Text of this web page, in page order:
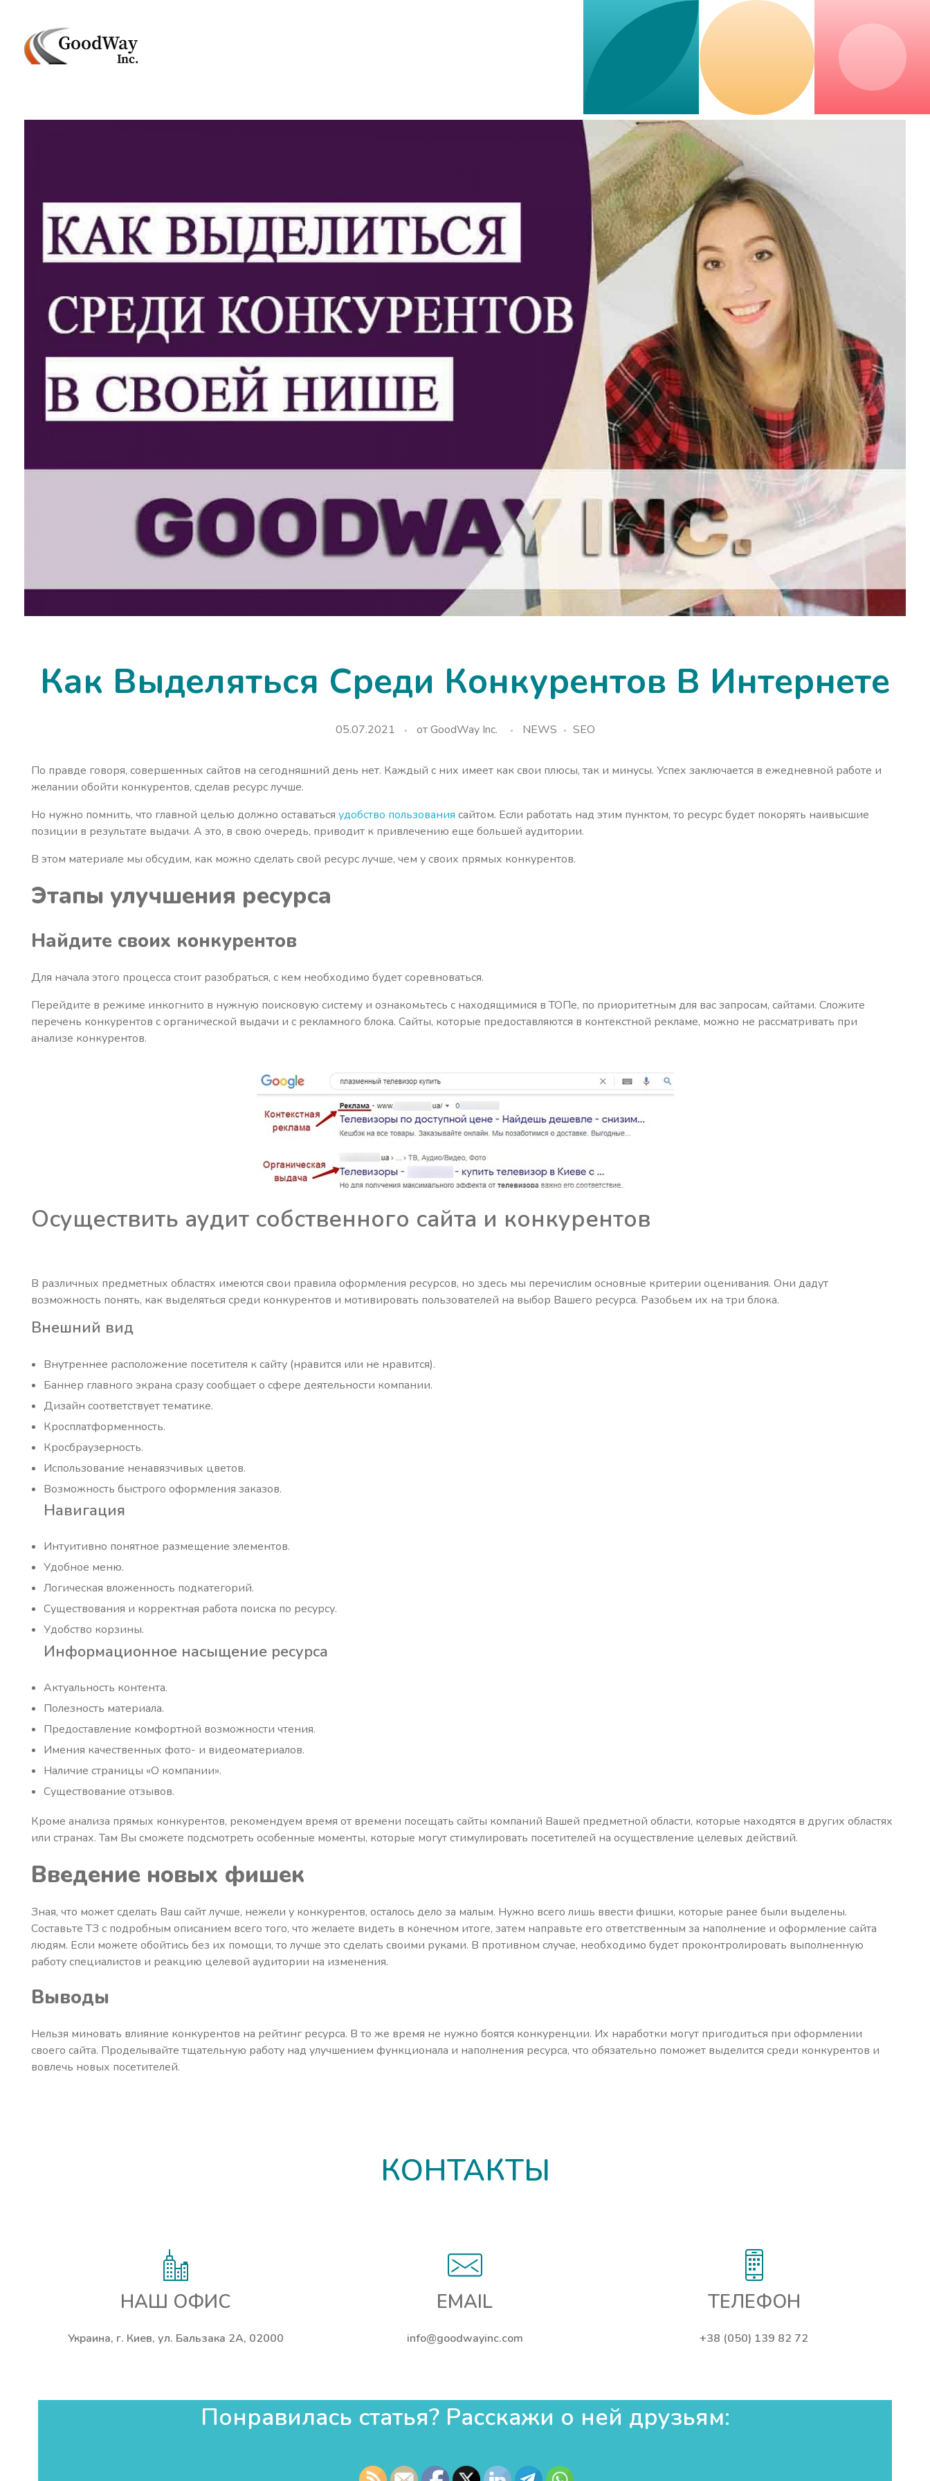
Как Выделяться Среди Конкурентов В Интернете
05.07.2021 от GoodWay Inc. NEWS SEO
По правде говоря, совершенных сайтов на сегодняшний день нет. Каждый с них имеет как свои плюсы, так и минусы. Успех заключается в ежедневной работе и
желании обойти конкурентов, сделав ресурс лучше.
Но нужно помнить, что главной целью должно оставаться удобство пользования сайтом. Если работать над этим пунктом, то ресурс будет покорять наивысшие
позиции в результате выдачи. А это, в свою очередь, приводит к привлечению еще большей аудитории.
В этом материале мы обсудим, как можно сделать свой ресурс лучше, чем у своих прямых конкурентов.
Этапы улучшения ресурса
Найдите своих конкурентов
Для начала этого процесса стоит разобраться, с кем необходимо будет соревноваться.
Перейдите в режиме инкогнито в нужную поисковую систему и ознакомьтесь с находящимися в ТОПе, по приоритетным для вас запросам, сайтами. Сложите
перечень конкурентов с органической выдачи и с рекламного блока. Сайты, которые предоставляются в контекстной рекламе, можно не рассматривать при
анализе конкурентов.
Осуществить аудит собственного сайта и конкурентов
В различных предметных областях имеются свои правила оформления ресурсов, но здесь мы перечислим основные критерии оценивания. Они дадут
возможность понять, как выделяться среди конкурентов и мотивировать пользователей на выбор Вашего ресурса. Разобьем их на три блока.
Внешний вид
Внутреннее расположение посетителя к сайту (нравится или не нравится).
Баннер главного экрана сразу сообщает о сфере деятельности компании.
Дизайн соответствует тематике.
Кросплатформенность.
Кросбраузерность.
Использование ненавязчивых цветов.
Возможность быстрого оформления заказов.
Навигация
Интуитивно понятное размещение элементов.
Удобное меню.
Логическая вложенность подкатегорий.
Существования и корректная работа поиска по ресурсу.
Удобство корзины.
Информационное насыщение ресурса
Актуальность контента.
Полезность материала.
Предоставление комфортной возможности чтения.
Имения качественных фото- и видеоматериалов.
Наличие страницы «О компании».
Существование отзывов.
Кроме анализа прямых конкурентов, рекомендуем время от времени посещать сайты компаний Вашей предметной области, которые находятся в других областях
или странах. Там Вы сможете подсмотреть особенные моменты, которые могут стимулировать посетителей на осуществление целевых действий.
Введение новых фишек
Зная, что может сделать Ваш сайт лучше, нежели у конкурентов, осталось дело за малым. Нужно всего лишь ввести фишки, которые ранее были выделены.
Составьте ТЗ с подробным описанием всего того, что желаете видеть в конечном итоге, затем направьте его ответственным за наполнение и оформление сайта
людям. Если можете обойтись без их помощи, то лучше это сделать своими руками. В противном случае, необходимо будет проконтролировать выполненную
работу специалистов и реакцию целевой аудитории на изменения.
Выводы
Нельзя миновать влияние конкурентов на рейтинг ресурса. В то же время не нужно боятся конкуренции. Их наработки могут пригодиться при оформлении
своего сайта. Проделывайте тщательную работу над улучшением функционала и наполнения ресурса, что обязательно поможет выделится среди конкурентов и
вовлечь новых посетителей.
КОНТАКТЫ
НАШ ОФИС
Украина, г. Киев, ул. Бальзака 2А, 02000
EMAIL
info@goodwayinc.com
ТЕЛЕФОН
+38 (050) 139 82 72
Понравилась статья? Расскажи о ней друзьям:​